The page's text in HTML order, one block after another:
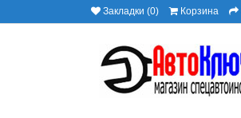
Закладки (0) Корзина